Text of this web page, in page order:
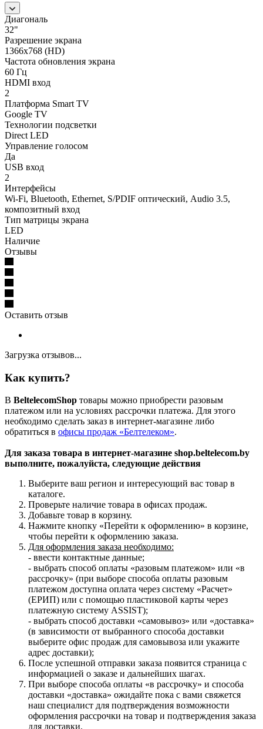
Диагональ
32"
Разрешение экрана
1366x768 (HD)
Частота обновления экрана
60 Гц
HDMI вход
2
Платформа Smart TV
Google TV
Технологии подсветки
Direct LED
Управление голосом
Да
USB вход
2
Интерфейсы
Wi-Fi, Bluetooth, Ethernet, S/PDIF оптический, Audio 3.5,
композитный вход
Тип матрицы экрана
LED
Наличие
Отзывы
Оставить отзыв
Загрузка отзывов...
Как купить?
В BeltelecomShop товары можно приобрести разовым
платежом или на условиях рассрочки платежа. Для этого
необходимо сделать заказ в интернет-магазине либо
обратиться в офисы продаж «Белтелеком».
Для заказа товара в интернет-магазине shop.beltelecom.by
выполните, пожалуйста, следующие действия
Выберите ваш регион и интересующий вас товар в
каталоге.
Проверьте наличие товара в офисах продаж.
Добавьте товар в корзину.
Нажмите кнопку «Перейти к оформлению» в корзине,
чтобы перейти к оформлению заказа.
Для оформления заказа необходимо:
- ввести контактные данные;
- выбрать способ оплаты «разовым платежом» или «в
рассрочку» (при выборе способа оплаты разовым
платежом доступна оплата через систему «Расчет»
(ЕРИП) или с помощью пластиковой карты через
платежную систему ASSIST);
- выбрать способ доставки «самовывоз» или «доставка»
(в зависимости от выбранного способа доставки
выберите офис продаж для самовывоза или укажите
адрес доставки);
После успешной отправки заказа появится страница с
информацией о заказе и дальнейших шагах.
При выборе способа оплаты «в рассрочку» и способа
доставки «доставка» ожидайте пока с вами свяжется
наш специалист для подтверждения возможности
оформления рассрочки на товар и подтверждения заказа
для доставки.